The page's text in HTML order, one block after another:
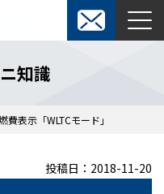
総合TOP
タカー
ウィークリーレンタカー
知識
費表示「WLTCモード」
投稿日：2018-11-20